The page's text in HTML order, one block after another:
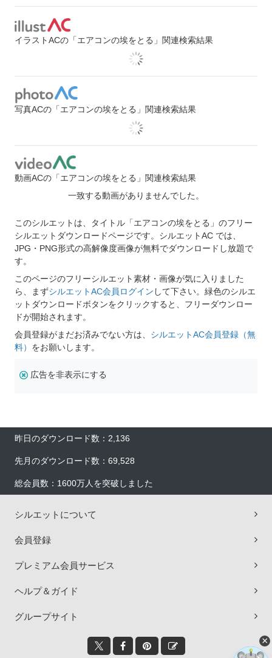
イラストACの「エアコンの埃をとる」関連検索結果
写真ACの「エアコンの埃をとる」関連検索結果
動画ACの「エアコンの埃をとる」関連検索結果
一致する動画がありませんでした。
このシルエットは、タイトル「エアコンの埃をとる」のフリー
シルエットダウンロードページです。シルエットAC では、
JPG・PNG形式の高解像度画像が無料でダウンロードし放題で
す。
このページのフリーシルエット素材・画像が気に入りました
ら、まずシルエットAC会員ログイン して下さい。緑色のシルエ
ットダウンロードボタンをクリックすると、フリーダウンロー
ドが開始されます。
会員登録がまだお済みでない方は、 シルエットAC会員登録（無
料） をお願いします。
広告を非表示にする
昨日のダウンロード数：2,136
先月のダウンロード数：69,528
総会員数：1600万人を突破しました
シルエットについて
会員登録
プレミアム会員サービス
ヘルプ＆ガイド
グループサイト
×